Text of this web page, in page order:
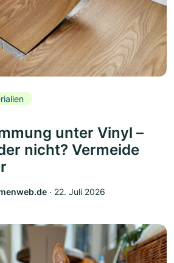
unter Vinyl –
nicht? Vermeide
‧ 22. Juli 2026